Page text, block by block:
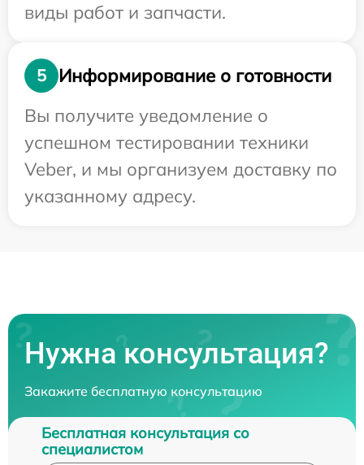
виды работ и запчасти.
5
Информирование о готовности
Вы получите уведомление о
успешном тестировании техники
Veber, и мы организуем доставку по
указанному адресу.
Нужна консультация?
Закажите бесплатную консультацию
Бесплатная консультация со
специалистом